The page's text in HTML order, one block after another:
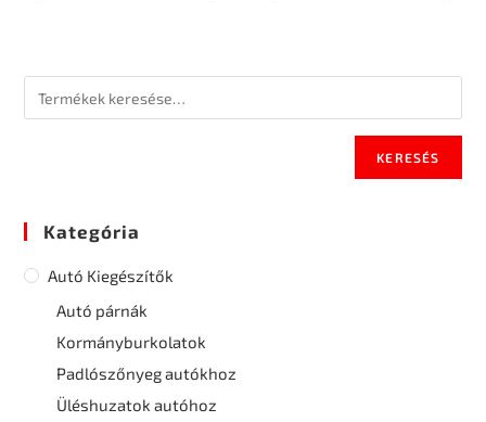
KERESÉS
Kategória
Autó Kiegészítők
Autó párnák
Kormányburkolatok
Padlószőnyeg autókhoz
Üléshuzatok autóhoz